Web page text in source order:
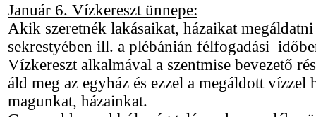
Január 6. Vízkereszt ünnepe:
Akik szeretnék lakásaikat, házaikat
sekrestyében ill. a plébánián félfogadási
Vízkereszt alkalmával a szentmise bevezető
áld meg az egyház és ezzel a megáldott vízzel
magunkat, házainkat.